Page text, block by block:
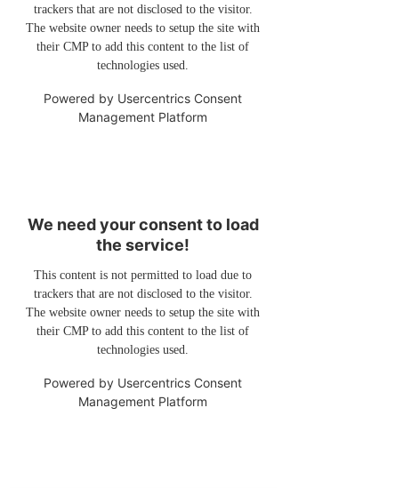
trackers that are not disclosed to the visitor.
The website owner needs to setup the site with
their CMP to add this content to the list of
technologies used.
Powered by Usercentrics Consent
Management Platform
We need your consent to load
the service!
This content is not permitted to load due to
trackers that are not disclosed to the visitor.
The website owner needs to setup the site with
their CMP to add this content to the list of
technologies used.
Powered by Usercentrics Consent
Management Platform